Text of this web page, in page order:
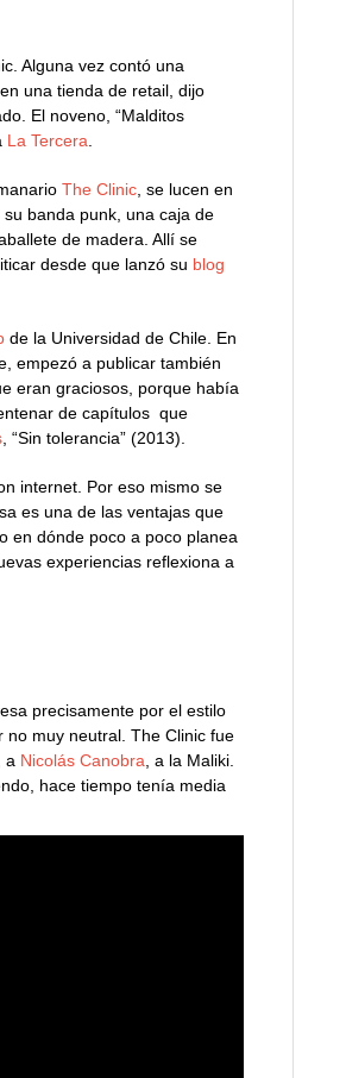
Alguna vez contó una
una tienda de retail, dijo
El noveno, “Malditos
La Tercera
The Clinic , se lucen en
, su banda punk, una caja de
de madera. Allí se
desde que lanzó su blog
de la Universidad de Chile. En
empezó a publicar también
eran graciosos, porque había
de capítulos que
, “Sin tolerancia” (2013).
internet. Por eso mismo se
es una de las ventajas que
en dónde poco a poco planea
experiencias reflexiona a
precisamente por el estilo
muy neutral. The Clinic fue
, a Nicolás Canobra , a la Maliki.
hace tiempo tenía media